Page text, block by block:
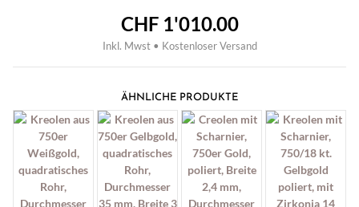
CHF1'010.00
Inkl. Mwst • Kostenloser Versand
ÄHNLICHE PRODUKTE